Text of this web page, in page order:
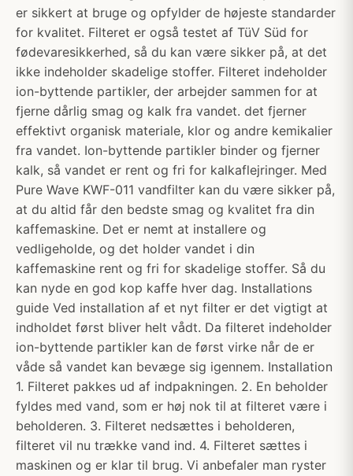
er sikkert at bruge og opfylder de højeste standarder
for kvalitet. Filteret er også testet af TüV Süd for
fødevaresikkerhed, så du kan være sikker på, at det
ikke indeholder skadelige stoffer. Filteret indeholder
ion-byttende partikler, der arbejder sammen for at
fjerne dårlig smag og kalk fra vandet. det fjerner
effektivt organisk materiale, klor og andre kemikalier
fra vandet. Ion-byttende partikler binder og fjerner
kalk, så vandet er rent og fri for kalkaflejringer. Med
Pure Wave KWF-011 vandfilter kan du være sikker på,
at du altid får den bedste smag og kvalitet fra din
kaffemaskine. Det er nemt at installere og
vedligeholde, og det holder vandet i din
kaffemaskine rent og fri for skadelige stoffer. Så du
kan nyde en god kop kaffe hver dag. Installations
guide Ved installation af et nyt filter er det vigtigt at
indholdet først bliver helt vådt. Da filteret indeholder
ion-byttende partikler kan de først virke når de er
våde så vandet kan bevæge sig igennem. Installation
1. Filteret pakkes ud af indpakningen. 2. En beholder
fyldes med vand, som er høj nok til at filteret være i
beholderen. 3. Filteret nedsættes i beholderen,
filteret vil nu trække vand ind. 4. Filteret sættes i
maskinen og er klar til brug. Vi anbefaler man ryster